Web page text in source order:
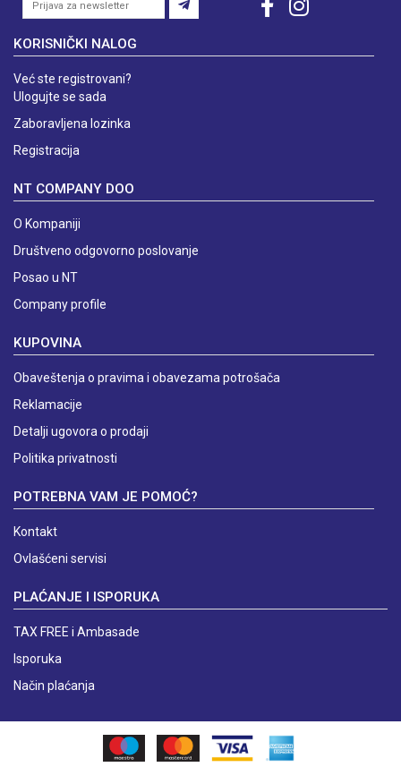
KORISNIČKI NALOG
Već ste registrovani?
Ulogujte se sada
Zaboravljena lozinka
Registracija
NT COMPANY DOO
O Kompaniji
Društveno odgovorno poslovanje
Posao u NT
Company profile
KUPOVINA
Obaveštenja o pravima i obavezama potrošača
Reklamacije
Detalji ugovora o prodaji
Politika privatnosti
POTREBNA VAM JE POMOĆ?
Kontakt
Ovlašćeni servisi
PLAĆANJE I ISPORUKA
TAX FREE i Ambasade
Isporuka
Način plaćanja